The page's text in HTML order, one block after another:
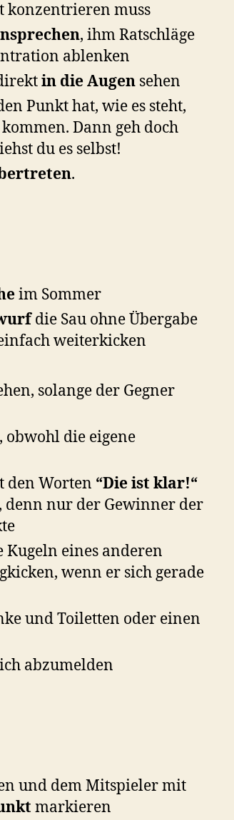
konzentrieren muss
, ihm Ratschläge
ablenken
in die Augen sehen
Punkt hat, wie es steht,
Dann geh doch
du es selbst!
.
im Sommer
die Sau ohne Übergabe
weiterkicken
solange der Gegner
obwohl die eigene
den Worten “Die ist klar!“
denn nur der Gewinner der
eines anderen
wenn er sich gerade
und Toiletten oder einen
abzumelden
und dem Mitspieler mit
markieren